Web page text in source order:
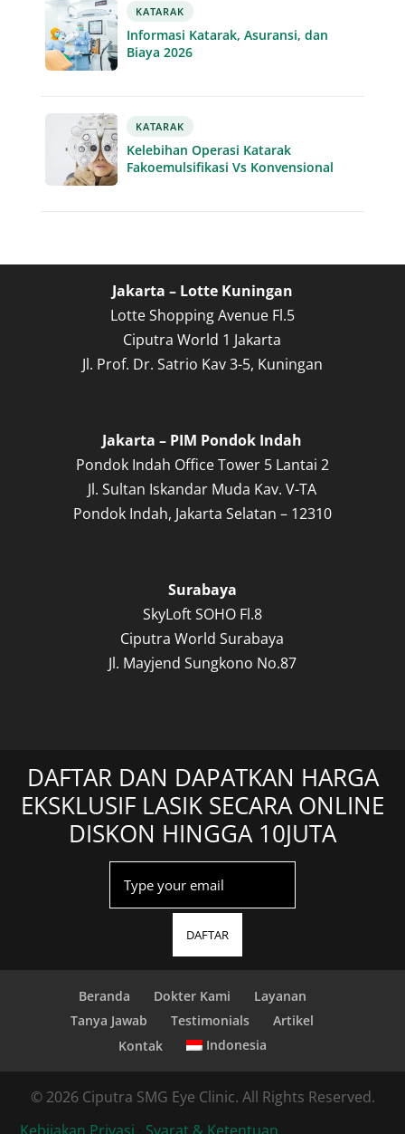
KATARAK
Informasi Katarak, Asuransi, dan
Biaya 2026
KATARAK
Kelebihan Operasi Katarak
Fakoemulsifikasi Vs Konvensional
Jakarta – Lotte Kuningan
Lotte Shopping Avenue Fl.5
Ciputra World 1 Jakarta
Jl. Prof. Dr. Satrio Kav 3-5, Kuningan
Jakarta – PIM Pondok Indah
Pondok Indah Office Tower 5 Lantai 2
Jl. Sultan Iskandar Muda Kav. V-TA
Pondok Indah, Jakarta Selatan – 12310
Surabaya
SkyLoft SOHO Fl.8
Ciputra World Surabaya
Jl. Mayjend Sungkono No.87
DAFTAR DAN DAPATKAN HARGA
EKSKLUSIF LASIK SECARA ONLINE
DISKON HINGGA 10JUTA
DAFTAR
Beranda Dokter Kami
Layanan
Tanya Jawab
Testimonials
Artikel
Kontak
Indonesia
© 2026 Ciputra SMG Eye Clinic. All Rights Reserved.